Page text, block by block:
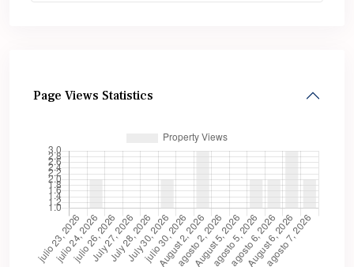
Page Views Statistics